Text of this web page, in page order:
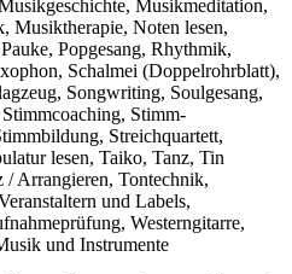
Musikmeditation,
Musiktherapie, Noten lesen,
Popgesang, Rhythmik,
Schalmei (Doppelrohrblatt),
Songwriting, Soulgesang,
Stimm-
Streichquartett,
lesen, Taiko, Tanz, Tin
/ Arrangieren, Tontechnik,
und Labels,
Westerngitarre,
und Instrumente